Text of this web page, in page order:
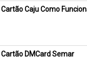
Cartão Caju Como
Cartão DMCard Semar